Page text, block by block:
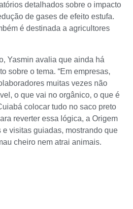
detalhados sobre o impacto
de gases de efeito estufa.
é destinada a agricultores
Yasmin avalia que ainda há
sobre o tema. “Em empresas,
muitas vezes não
o que vai no orgânico, o que é
colocar tudo no saco preto
reverter essa lógica, a Origem
e visitas guiadas, mostrando que
cheiro nem atrai animais.